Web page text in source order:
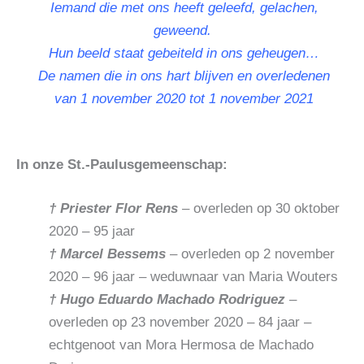
Iemand die met ons heeft geleefd, gelachen,
geweend.
Hun beeld staat gebeiteld in ons geheugen…
De namen die in ons hart blijven en overledenen
van 1 november 2020 tot 1 november 2021
In onze St.-Paulusgemeenschap:
† Priester Flor Rens – overleden op 30 oktober
2020 – 95 jaar
† Marcel Bessems – overleden op 2 november
2020 – 96 jaar – weduwnaar van Maria Wouters
† Hugo Eduardo Machado Rodriguez –
overleden op 23 november 2020 – 84 jaar –
echtgenoot van Mora Hermosa de Machado